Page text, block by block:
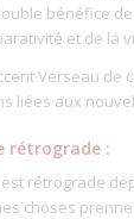
bénéfice
et de la
Verseau de
liées aux
rétrograde :
rétrograde
choses